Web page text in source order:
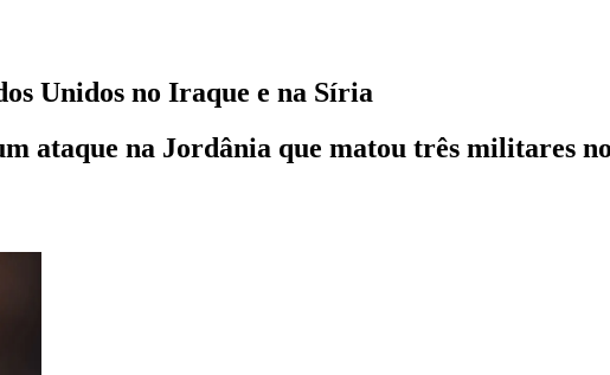
Unidos no Iraque e na Síria
ataque na Jordânia que matou três militares